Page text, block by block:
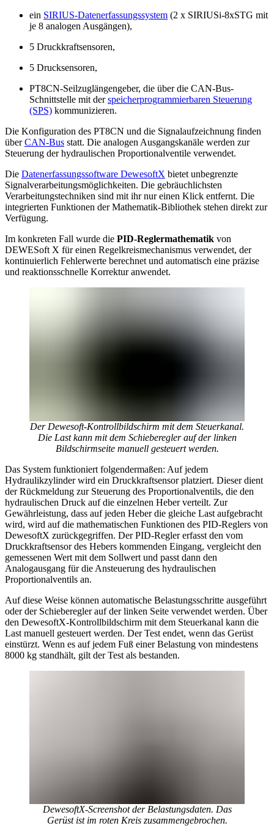
ein SIRIUS-Datenerfassungssystem (2 x SIRIUSi-8xSTG mit
je 8 analogen Ausgängen),
5 Druckkraftsensoren,
5 Drucksensoren,
PT8CN-Seilzuglängengeber, die über die CAN-Bus-
Schnittstelle mit derspeicherprogrammierbaren Steuerung
(SPS) kommunizieren.
Die Konfiguration des PT8CN und die Signalaufzeichnung finden
überCAN-Bus statt. Die analogen Ausgangskanäle werden zur
Steuerung der hydraulischen Proportionalventile verwendet.
Die Datenerfassungssoftware DewesoftX bietet unbegrenzte
Signalverarbeitungsmöglichkeiten. Die gebräuchlichsten
Verarbeitungstechniken sind mit ihr nur einen Klick entfernt. Die
integrierten Funktionen der Mathematik-Bibliothek stehen direkt zur
Verfügung.
Im konkreten Fall wurde die PID-Reglermathematik von
DEWESoft X für einen Regelkreismechanismus verwendet, der
kontinuierlich Fehlerwerte berechnet und automatisch eine präzise
und reaktionsschnelle Korrektur anwendet.
Der Dewesoft-Kontrollbildschirm mit dem Steuerkanal.
Die Last kann mit dem Schieberegler auf der linken
Bildschirmseite manuell gesteuert werden.
Das System funktioniert folgendermaßen: Auf jedem
Hydraulikzylinder wird ein Druckkraftsensor platziert. Dieser dient
der Rückmeldung zur Steuerung des Proportionalventils, die den
hydraulischen Druck auf die einzelnen Heber verteilt. Zur
Gewährleistung, dass auf jeden Heber die gleiche Last aufgebracht
wird, wird auf die mathematischen Funktionen des PID-Reglers von
DewesoftX zurückgegriffen. Der PID-Regler erfasst den vom
Druckkraftsensor des Hebers kommenden Eingang, vergleicht den
gemessenen Wert mit dem Sollwert und passt dann den
Analogausgang für die Ansteuerung des hydraulischen
Proportionalventils an.
Auf diese Weise können automatische Belastungsschritte ausgeführt
oder der Schieberegler auf der linken Seite verwendet werden. Über
den DewesoftX-Kontrollbildschirm mit dem Steuerkanal kann die
Last manuell gesteuert werden. Der Test endet, wenn das Gerüst
einstürzt. Wenn es auf jedem Fuß einer Belastung von mindestens
8000 kg standhält, gilt der Test als bestanden.
DewesoftX-Screenshot der Belastungsdaten. Das
Gerüst ist im roten Kreis zusammengebrochen.